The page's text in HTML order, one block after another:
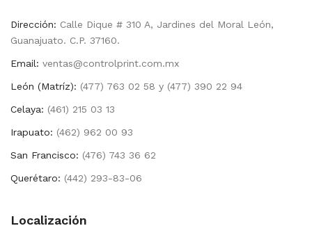
Dirección: Calle Dique # 310 A, Jardines del Moral León,
Guanajuato. C.P. 37160.
Email: ventas@controlprint.com.mx
León (Matríz): (477) 763 02 58 y (477) 390 22 94
Celaya: (461) 215 03 13
Irapuato: (462) 962 00 93
San Francisco: (476) 743 36 62
Querétaro: (442) 293-83-06
Localización